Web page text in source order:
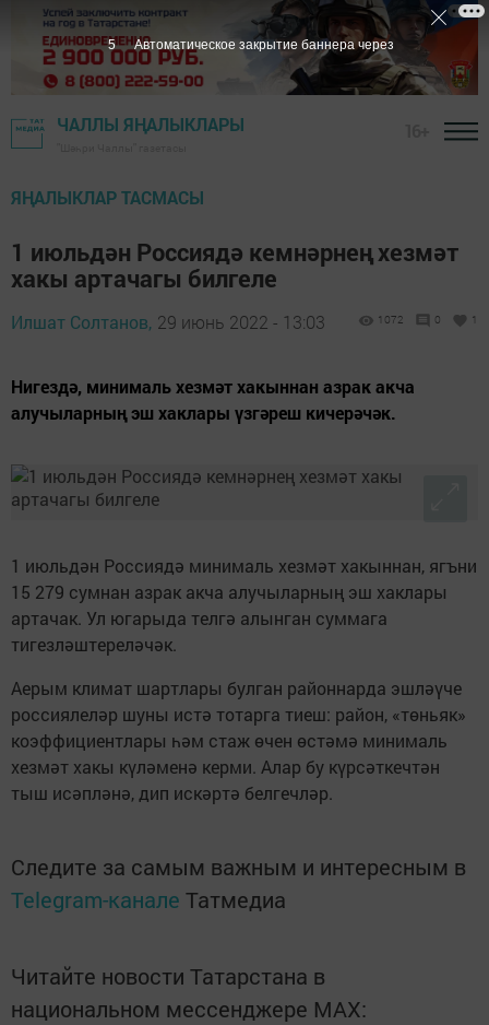
ЧАЛЛЫ ЯҢАЛЫКЛАРЫ
ЯҢАЛЫКЛАР ТАСМАСЫ
1 июльдән Россиядә кемнәрнең хезмәт
хакы артачагы билгеле
Илшат Солтанов, 29 июнь 2022 - 13:03 1072 0 1
Нигездә, минималь хезмәт хакыннан азрак акча
алучыларның эш хаклары үзгәреш кичерәчәк.
1 июльдән Россиядә минималь хезмәт хакыннан, ягъни
15 279 сумнан азрак акча алучыларның эш хаклары
артачак. Ул югарыда телгә алынган суммага
тигезләштереләчәк.
Аерым климат шартлары булган районнарда эшләүче
россиялеләр шуны истә тотарга тиеш: район, «төньяк»
коэффициентлары һәм стаж өчен өстәмә минималь
хезмәт хакы күләменә керми. Алар бу күрсәткечтән
тыш исәпләнә, дип искәртә белгечләр.
Следите за самым важным и интересным в
Telegram-канале Татмедиа
Читайте новости Татарстана в
национальном мессенджере MАХ:
5 Автоматическое закрытие баннера через